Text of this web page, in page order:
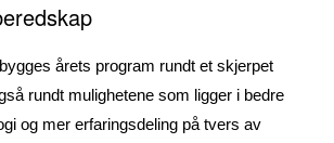
årets program rundt et skjerpet
rundt mulighetene som ligger i bedre
og mer erfaringsdeling på tvers av